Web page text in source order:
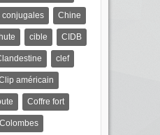
conjugales Chine
cible CIDB
clef
américain
Coffre fort
Colombes